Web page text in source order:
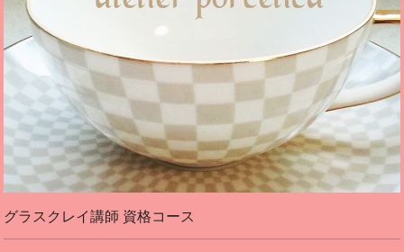
グラスクレイ講師 資格コース